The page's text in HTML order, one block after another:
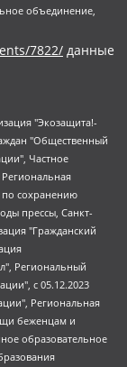
объединение,
7822/ данные
Московский комьюнити-центр для ЛГБТ+инициатив, Благотворительный фонд развития филантропии, Deutsche Welle (Германия, Kurt-Schumacher-Strasse 3, 53113 Bonn), Борзунова Мария Михайловна, Воробьев Виктор Викторович, Голубева Анна Львовна, Константинова Алла Михайловна, Малкова Ирина Владимировна, Мурадов Мурад Абдулгалимович, Осетинская Елизавета Николаевна, Понасенков Евгений Николаевич, Ганапольский Матвей Юрьевич, Киселев Евгений Алексеевич, Борухович Ирина Григорьевна, Дремин Иван Тимофеевич, Дубровский Дмитрий Викторович, Красноярская региональная общественная организация поддержки и развития альтернативных образовательных технологий и межкультурных коммуникаций "ИНТЕРРА", Маяковская Екатерина Алексеевна, Фейгин Марк Захарович, Филимонов Андрей Викторович, Дзугкоева Регина Николаевна, Доброхотов Роман Александрович, Дудь Юрий Александрович, Елкин Сергей Владимирович, Кругликов Кирилл Игоревич, Сабунаева Мария Леонидовна, Семенов Алексей Владимирович, Шаинян Карен Багратович, Шульман Екатерина Михайловна, Асафьев Артур Валерьевич, Вахштайн Виктор Семенович, Венедиктов Алексей Алексеевич, Лушникова Екатерина Евгеньевна, Волков Леонид Михайлович, Невзоров Александр Глебович, Пархоменко Сергей Борисович, Сироткин Ярослав Николаевич, Кара-Мурза Владимир Владимирович, Баранова Наталья Владимировна, Гозман Леонид Яковлевич, Кагарлицкий Борис Юльевич, Климарев Михаил Валерьевич, Милов Владимир Станиславович, Автономная некоммерческая организация Краснодарский центр современного искусства "Типография", Моргенштерн Алишер Тагирович, Соболь Любовь Эдуардовна, Общество с ограниченной ответственностью "ЛИЗА НОРМ", Каспаров Гарри Кимович, Ходорковский Михаил Борисович, Общество с ограниченной ответственностью "Апрельские тезисы", Данилович Ирина Брониславовна, Кашин Олег Владимирович, Петров Николай Владимирович, Пивоваров Алексей Владимирович, Соколов Михаил Владимирович, Цветкова Юлия Владимировна, Чичваркин Евгений Александрович, Комитет против пыток/Команда против пыток, Общество с ограниченной ответственностью "Первый научный", Общество с ограниченной ответственностью "Вертолет и ко", Белоцерковская Вероника Борисовна, Кац Максим Евгеньевич, Лазарева Татьяна Юрьевна, Шаведдинов Руслан Табризович, Яшин Илья Валерьевич, Общество с ограниченной ответственностью "Иноагент ААВ", Алешковский Дмитрий Петрович, Альбац Евгения Марковна, Быков Дмитрий Львович, Галямина Юлия Евгеньевна, Лойко Сергей Леонидович, Мартынов Кирилл Константинович, Медведев Сергей Александрович, Крашенинников Федор Геннадиевич, Гордеева Катерина Вл